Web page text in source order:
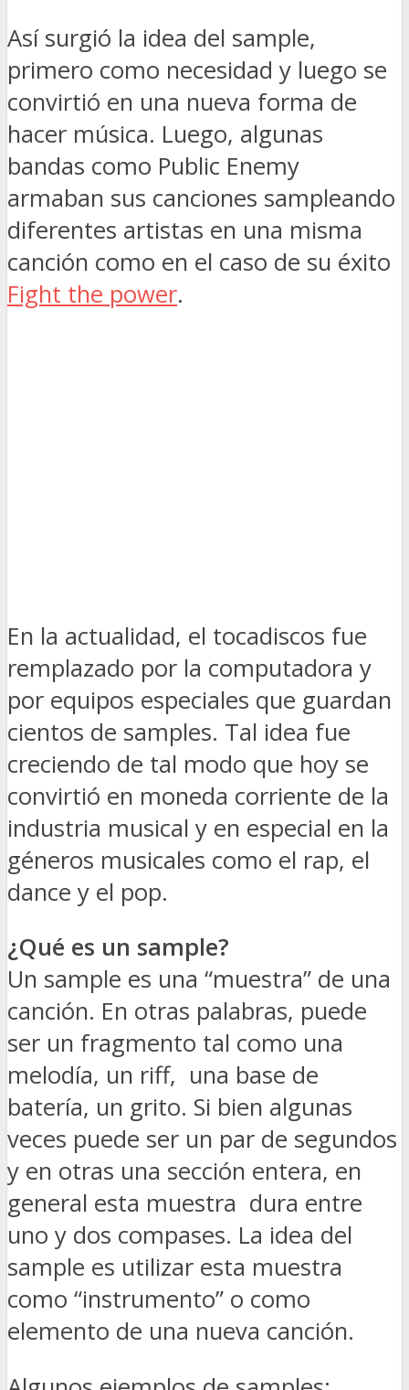
Así surgió la idea del sample,
primero como necesidad y luego se
convirtió en una nueva forma de
hacer música. Luego, algunas
bandas como Public Enemy
armaban sus canciones sampleando
diferentes artistas en una misma
canción como en el caso de su éxito
Fight the power.
En la actualidad, el tocadiscos fue
remplazado por la computadora y
por equipos especiales que guardan
cientos de samples. Tal idea fue
creciendo de tal modo que hoy se
convirtió en moneda corriente de la
industria musical y en especial en la
géneros musicales como el rap, el
dance y el pop.
¿Qué es un sample?
Un sample es una “muestra” de una
canción. En otras palabras, puede
ser un fragmento tal como una
melodía, un riff, una base de
batería, un grito. Si bien algunas
veces puede ser un par de segundos
y en otras una sección entera, en
general esta muestra dura entre
uno y dos compases. La idea del
sample es utilizar esta muestra
como “instrumento” o como
elemento de una nueva canción.